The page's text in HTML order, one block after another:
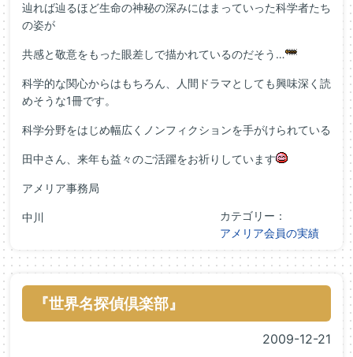
辿れば辿るほど生命の神秘の深みにはまっていった科学者たち
の姿が
共感と敬意をもった眼差しで描かれているのだそう…
科学的な関心からはもちろん、人間ドラマとしても興味深く読
めそうな1冊です。
科学分野をはじめ幅広くノンフィクションを手がけられている
田中さん、来年も益々のご活躍をお祈りしています
アメリア事務局
中川
カテゴリー：
アメリア会員の実績
『世界名探偵倶楽部』
2009-12-21